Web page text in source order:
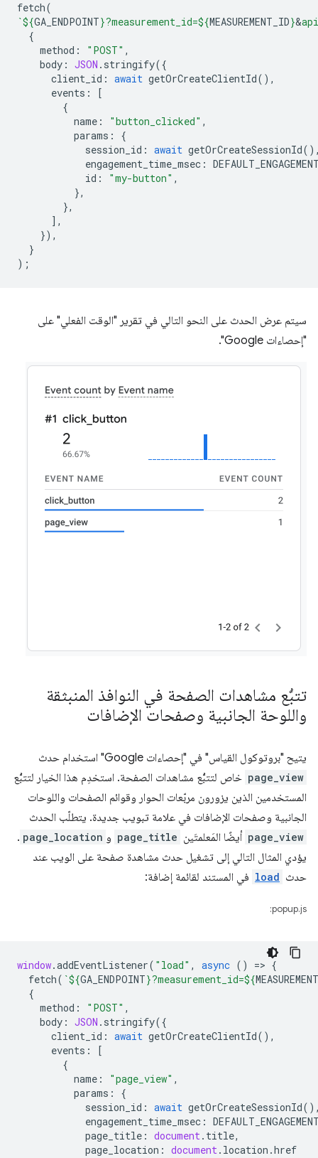
fetch(
`${GA_ENDPOINT}?measurement_id=${MEASUREMENT_ID}&
{
method : "POST" ,
body : JSON . stringify({
client_id : await getOrCreateClientId(),
events :
[
{
name : "button_clicked" ,
params :
{
session_id : await getOrCreateSessionId
engagement_time_msec :
id : "my-button" ,
},
},
],
}),
}
);
سيتم عرض الحدث على النحو التالي في تقرير "الوقت الفعلي" على
"إحصاءات Google".
تتبُّع مشاهدات الصفحة في النوافذ المنبثقة
واللوحة الجانبية وصفحات الإضافات
يتيح "بروتوكول القياس" في "إحصاءات Google" استخدام حدث
page_view خاص لتتبُّع مشاهدات الصفحة. استخدِم هذا الخيار لتتبُّع
المستخدمين الذين يزورون مربّعات الحوار وقوائم الصفحات واللوحات
الجانبية وصفحات الإضافات في علامة تبويب جديدة. يتطلّب الحدث
page_view أيضًا المَعلمتَين page_title و page_location
.
يؤدي المثال التالي إلى تشغيل حدث مشاهدة صفحة على الويب عند
حدث load في المستند لقائمة إضافة:
popup.js:
window.addEventListener( "load" , async () => {
fetch( `${GA_ENDPOINT}?measurement_id=${
{
method : "POST" ,
body : JSON . stringify({
client_id : await getOrCreateClientId(),
events :
[
{
name : "page_view" ,
params :
{
session_id : await getOrCreateSessionId
engagement_time_msec :
page_title : document. title,
page_location : document. location .href